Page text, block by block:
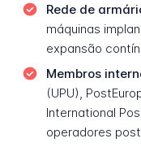
Rede de
máquinas
expansão
Membros
(UPU),
International
operadores